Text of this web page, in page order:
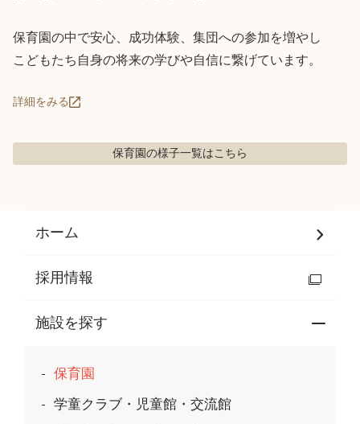
保育園の中で安心、成功体験、集団への参加を増やし
こどもたち自身の将来の学びや自信に繋げています。
詳細をみる
保育園の様子一覧はこちら
ホーム
採用情報
施設を探す
保育園
学童クラブ・児童館・交流館